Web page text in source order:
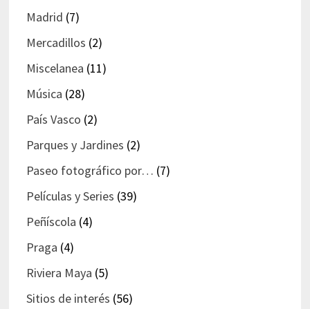
Madrid (7)
Mercadillos (2)
Miscelanea (11)
Música (28)
País Vasco (2)
Parques y Jardines (2)
Paseo fotográfico por… (7)
Películas y Series (39)
Peñíscola (4)
Praga (4)
Riviera Maya (5)
Sitios de interés (56)